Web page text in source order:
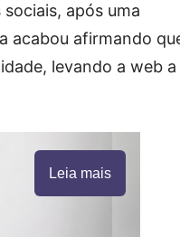
após uma
acabou afirmando
levando a web a
Leia mais